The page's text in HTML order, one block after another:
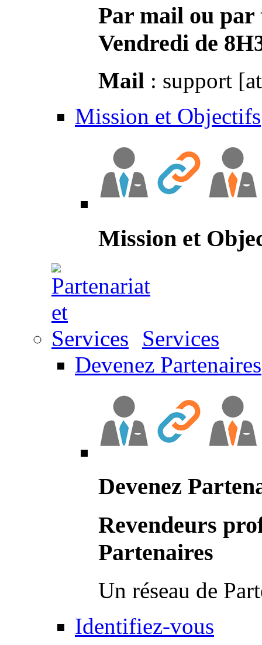
Par mail ou par
Vendredi de
Mail : support
Mission et Objectifs
Mission et
Services
Devenez Partenaires
Devenez
Revendeurs
Partenaires
Un réseau de
Identifiez-vous